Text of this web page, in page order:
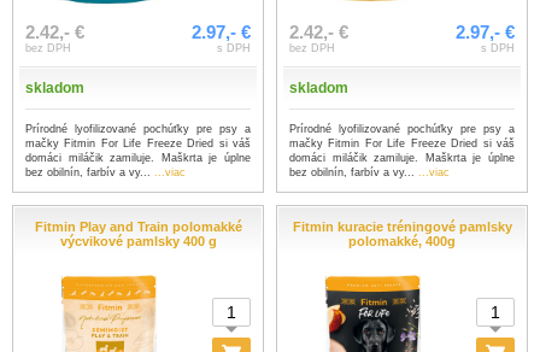
2.42,- €
bez DPH
2.97,- €
s DPH
skladom
Prírodné lyofilizované pochúťky pre psy a
mačky Fitmin For Life Freeze Dried si váš
domáci miláčik zamiluje. Maškrta je úplne
bez obilnín, farbív a vy... ...viac
2.42,- €
bez DPH
2.97,- €
s DPH
skladom
Prírodné lyofilizované pochúťky pre psy a
mačky Fitmin For Life Freeze Dried si váš
domáci miláčik zamiluje. Maškrta je úplne
bez obilnín, farbív a vy... ...viac
Fitmin Play and Train polomakké
výcvikové pamlsky 400 g
Fitmin kuracie tréningové pamlsky
polomakké, 400g